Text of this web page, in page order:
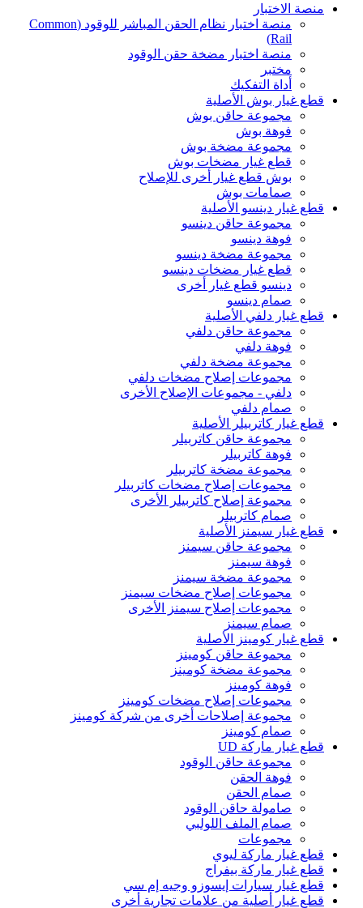
منصة الاختبار
منصة اختبار نظام الحقن المباشر للوقود (Common
Rail)
منصة اختبار مضخة حقن الوقود
مختبر
أداة التفكيك
قطع غيار بوش الأصلية
مجموعة حاقن بوش
فوهة بوش
مجموعة مضخة بوش
قطع غيار مضخات بوش
بوش قطع غيار أخرى للإصلاح
صمامات بوش
قطع غيار دينسو الأصلية
مجموعة حاقن دينسو
فوهة دينسو
مجموعة مضخة دينسو
قطع غيار مضخات دينسو
دينسو قطع غيار أخرى
صمام دينسو
قطع غيار دلفي الأصلية
مجموعة حاقن دلفي
فوهة دلفي
مجموعة مضخة دلفي
مجموعات إصلاح مضخات دلفي
دلفي - مجموعات الإصلاح الأخرى
صمام دلفي
قطع غيار كاتربيلر الأصلية
مجموعة حاقن كاتربيلر
فوهة كاتربيلر
مجموعة مضخة كاتربيلر
مجموعات إصلاح مضخات كاتربيلر
مجموعة إصلاح كاتربيلر الأخرى
صمام كاتربيلر
قطع غيار سيمنز الأصلية
مجموعة حاقن سيمنز
فوهة سيمنز
مجموعة مضخة سيمنز
مجموعات إصلاح مضخات سيمنز
مجموعات إصلاح سيمنز الأخرى
صمام سيمنز
قطع غيار كومينز الأصلية
مجموعة حاقن كومينز
مجموعة مضخة كومينز
فوهة كومينز
مجموعات إصلاح مضخات كومينز
مجموعة إصلاحات أخرى من شركة كومينز
صمام كومينز
قطع غيار ماركة UD
مجموعة حاقن الوقود
فوهة الحقن
صمام الحقن
صامولة حاقن الوقود
صمام الملف اللولبي
مجموعات
قطع غيار ماركة ليوي
قطع غيار ماركة بيفراج
قطع غيار سيارات إيسوزو وجيه إم سي
قطع غيار أصلية من علامات تجارية أخرى